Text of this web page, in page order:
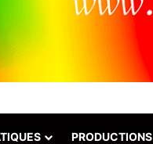
PRODUCTIONS